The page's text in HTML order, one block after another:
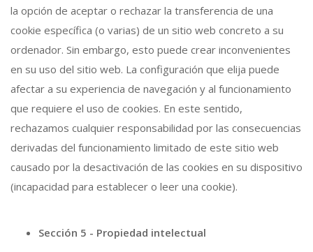
la opción de aceptar o rechazar la transferencia de una
cookie específica (o varias) de un sitio web concreto a su
ordenador. Sin embargo, esto puede crear inconvenientes
en su uso del sitio web. La configuración que elija puede
afectar a su experiencia de navegación y al funcionamiento
que requiere el uso de cookies. En este sentido,
rechazamos cualquier responsabilidad por las consecuencias
derivadas del funcionamiento limitado de este sitio web
causado por la desactivación de las cookies en su dispositivo
(incapacidad para establecer o leer una cookie).
Sección 5 - Propiedad intelectual